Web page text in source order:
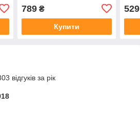
789₴
Купити
15W
529
відгуків за рік